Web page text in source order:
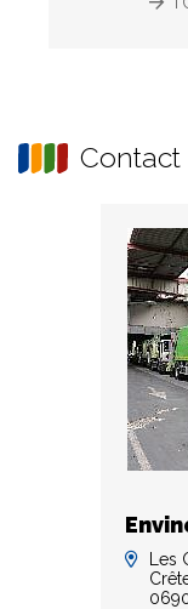
Contact